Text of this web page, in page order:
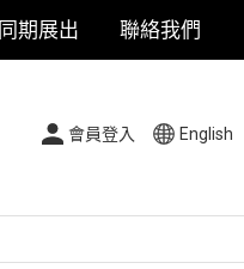
同期展出 聯絡我們
會員登入 English